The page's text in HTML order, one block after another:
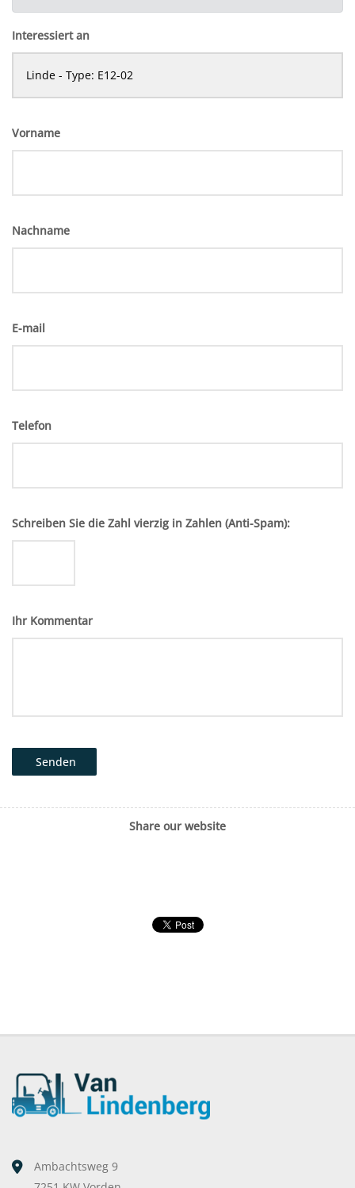
Interessiert an
Vorname
Nachname
E-mail
Telefon
Schreiben Sie die Zahl vierzig in Zahlen (Anti-Spam):
Ihr Kommentar
Senden
Share our website
Ambachtsweg 9